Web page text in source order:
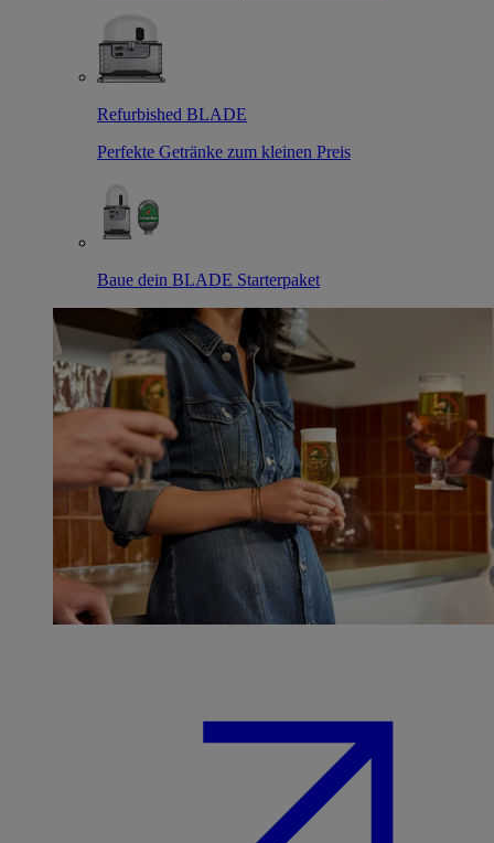
Refurbished BLADE
Perfekte Getränke zum kleinen Preis
Baue dein BLADE Starterpaket